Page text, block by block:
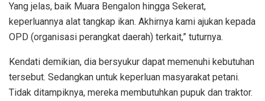
Yang jelas, baik Muara Bengalon hingga Sekerat,
keperluannya alat tangkap ikan. Akhirnya kami ajukan kepada
OPD (organisasi perangkat daerah) terkait,” tuturnya.
Kendati demikian, dia bersyukur dapat memenuhi kebutuhan
tersebut. Sedangkan untuk keperluan masyarakat petani.
Tidak ditampiknya, mereka membutuhkan pupuk dan traktor.